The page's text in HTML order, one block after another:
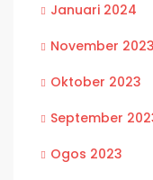
Januari 2024
November 2023
Oktober 2023
September
Ogos 2023